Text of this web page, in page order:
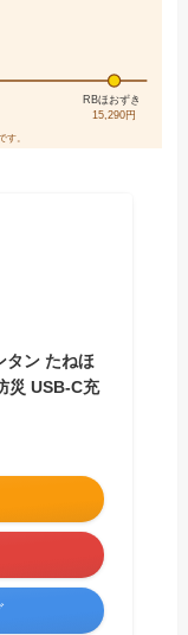
す。
RBほおずき
15,290円
ン たねほ
災 USB-C充